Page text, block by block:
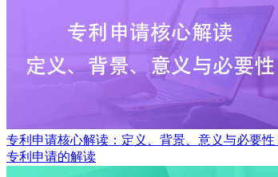
专利申请核心解读：定义、背景、意义与必要性
专利申请的解读